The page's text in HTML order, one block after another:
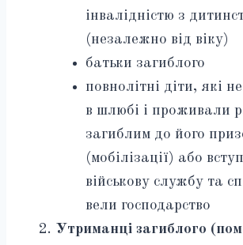
інвалідністю з
(незалежно від віку)
батьки загиблого
повнолітні діти, які
в шлюбі і проживали
загиблим до його
(мобілізації) або
військову службу та
вели господарство
Утриманці загиблого